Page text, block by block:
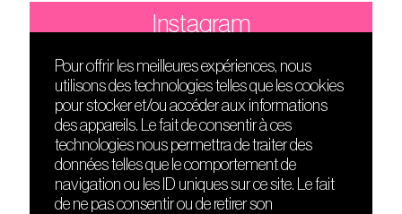
Instagram
DÉCOUVRIR
Le lieu
Contact
Presse
Cours de DJing
TMLAB
FRIENDS
Nuits sonores
HEAT
Hôtel71
La Gaîté Lyrique
Pour offrir les meilleures expériences, nous
utilisons des technologies telles que les cookies
pour stocker et/ou accéder aux informations
des appareils. Le fait de consentir à ces
technologies nous permettra de traiter des
données telles que le comportement de
navigation ou les ID uniques sur ce site. Le fait
de ne pas consentir ou de retirer son